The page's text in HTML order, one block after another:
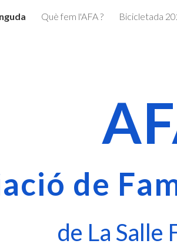
Skip to main content
Què fem l'AFA ? Bicicletada
de
de La Salle